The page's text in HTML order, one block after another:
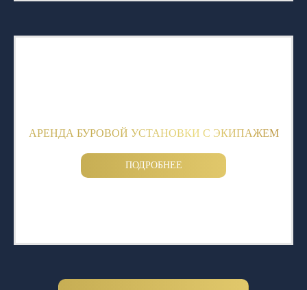
АРЕНДА БУРОВОЙ УСТАНОВКИ С ЭКИПАЖЕМ
ПОДРОБНЕЕ